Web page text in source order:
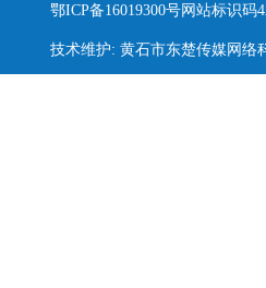
鄂ICP备16019300号网站标识码
技术维护: 黄石市东楚传媒网络